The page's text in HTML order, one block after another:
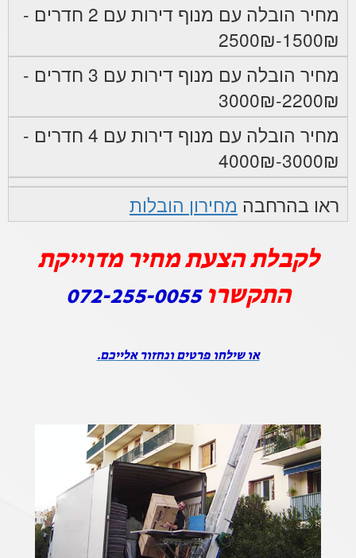
מחיר הובלה עם מנוף דירות עם 2 חדרים -
1500₪-2500₪
מחיר הובלה עם מנוף דירות עם 3 חדרים -
2200₪-3000₪
מחיר הובלה עם מנוף דירות עם 4 חדרים -
3000₪-4000₪
ראו בהרחבה מחירון הובלות
לקבלת הצעת מחיר מדוייקת
התקשרו072-255-0055
או שילחו פרטים ונחזור אלייכם.